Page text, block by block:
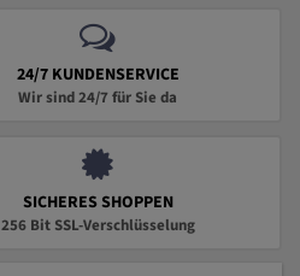
24/7 KUNDENSERVICE
Wir sind 24/7 für Sie da
SICHERES SHOPPEN
256 Bit SSL-Verschlüsselung